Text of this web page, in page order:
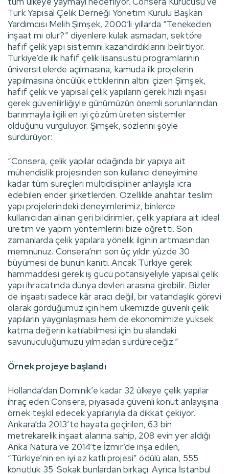
Türk Yapısal Çelik Derneği Yönetim Kurulu Başkan
Yardımcısı Melih Şimşek, 2000’li yıllarda “Tenekeden
inşaat mı olur?” diyenlere kulak asmadan, sektöre
hafif çelik yapı sistemini kazandırdıklarını belirtiyor.
Türkiye’de ilk hafif çelik lisansüstü programlarının
üniversitelerde açılmasına, kamuda ilk projelerin
yapılmasına öncülük ettiklerinin altını çizen Şimşek,
hafif çelik ve yapısal çelik yapıların gerek hızlı inşası
gerek güvenilirliğiyle günümüzün önemli sorunlarından
barınmayla ilgili en iyi çözüm üreten sistemler
olduğunu vurguluyor. Şimşek, sözlerini şöyle
sürdürüyor:
“Consera, çelik yapılar odağında bir yapıya ait
mühendislik projesinden son kullanıcı deneyimine
kadar tüm süreçleri multidisipliner anlayışla icra
edebilen ender şirketlerden. Özellikle anahtar teslim
yapı projelerindeki deneyimlerimiz, binlerce
kullanıcıdan alınan geri bildirimler, çelik yapılara ait ideal
üretim ve yapım yöntemlerini bize öğretti. Son
zamanlarda çelik yapılara yönelik ilginin artmasından
memnunuz. Consera’nın son üç yıldır yüzde 30
büyümesi de bunun kanıtı. Ancak Türkiye gerek
hammaddesi gerek iş gücü potansiyeliyle yapısal çelik
yapı ihracatında dünya devleri arasına girebilir. Bizler
de inşaatı sadece kâr aracı değil, bir vatandaşlık görevi
olarak gördüğümüz için hem ülkemizde güvenli çelik
yapıların yaygınlaşması hem de ekonomimize yüksek
katma değerin katılabilmesi için bu alandaki
savunuculuğumuzu yılmadan sürdüreceğiz.”
Örnek projeye başlandı
Hollanda’dan Dominik’e kadar 32 ülkeye çelik yapılar
ihraç eden Consera, piyasada güvenli konut anlayışına
örnek teşkil edecek yapılarıyla da dikkat çekiyor.
Ankara’da 2013’te hayata geçirilen, 63 bin
metrekarelik inşaat alanına sahip, 208 evin yer aldığı
Anka Natura ve 2014’te İzmir’de inşa edilen,
“Türkiye’nin en iyi az katlı projesi” ödülü alan, 555
konutluk 35. Sokak bunlardan birkaçı. Ayrıca İstanbul